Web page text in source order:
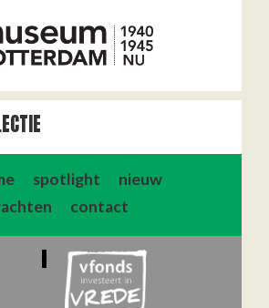
spotlight
nieuw
contact